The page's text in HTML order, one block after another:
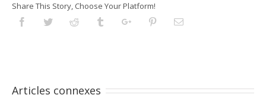
Share This Story, Choose Your Platform!
FacebookTwitterReddit TumblrGoogleplusPinterestEmail
Articles connexes